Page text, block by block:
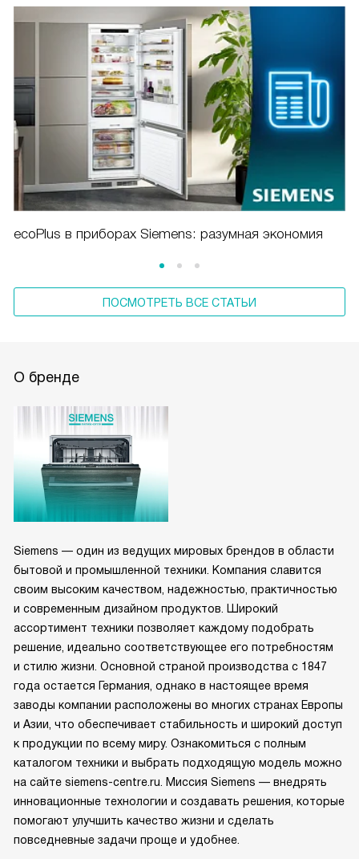
ecoPlus в приборах Siemens: разумная экономия
ПОСМОТРЕТЬ ВСЕ СТАТЬИ
О бренде
Siemens — один из ведущих мировых брендов в области
бытовой и промышленной техники. Компания славится
своим высоким качеством, надежностью, практичностью
и современным дизайном продуктов. Широкий
ассортимент техники позволяет каждому подобрать
решение, идеально соответствующее его потребностям
и стилю жизни. Основной страной производства с 1847
года остается Германия, однако в настоящее время
заводы компании расположены во многих странах Европы
и Азии, что обеспечивает стабильность и широкий доступ
к продукции по всему миру. Ознакомиться с полным
каталогом техники и выбрать подходящую модель можно
на сайте siemens-centre.ru. Миссия Siemens — внедрять
инновационные технологии и создавать решения, которые
помогают улучшить качество жизни и сделать
повседневные задачи проще и удобнее.